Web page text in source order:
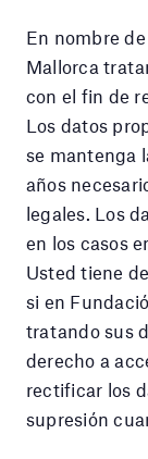
En nombre
Mallorca
con el fin de
Los datos
se mantenga
años
legales. Los
en los casos
Usted tiene
si en
tratando sus
derecho a
rectificar los
supresión